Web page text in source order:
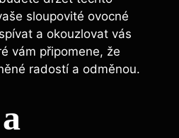
sloupovité ovocné
a okouzlovat vás
vám připomene, že
radostí a odměnou.